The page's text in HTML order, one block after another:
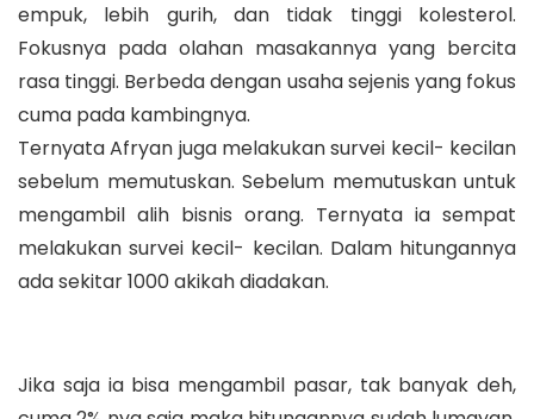
empuk, lebih gurih, dan tidak tinggi kolesterol.
Fokusnya pada olahan masakannya yang bercita
rasa tinggi. Berbeda dengan usaha sejenis yang fokus
cuma pada kambingnya.
Ternyata Afryan juga melakukan survei kecil- kecilan
sebelum memutuskan. Sebelum memutuskan untuk
mengambil alih bisnis orang. Ternyata ia sempat
melakukan survei kecil- kecilan. Dalam hitungannya
ada sekitar 1000 akikah diadakan.
Jika saja ia bisa mengambil pasar, tak banyak deh,